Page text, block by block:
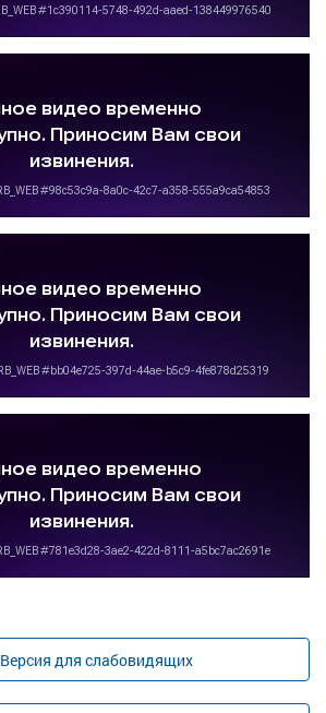
Версия для слабовидящих